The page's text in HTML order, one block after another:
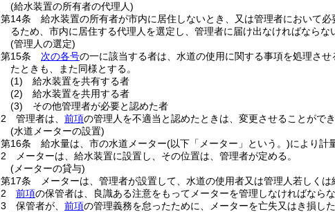
(給水装置の所有者の代理人)
第14条
給水装置の所有者が市内に居住しないとき、又は管理者において
るため、市内に居住する代理人を選定し、管理者に届け出なければならな
(管理人の選定)
第15条
次の各号の一に該当する者は、水道の使用に関する事項を処理さ
たときも、また同様とする。
(1)
給水装置を共有する者
(2)
給水装置を共用する者
(3)
その他管理者が必要と認めた者
2
管理者は、 前項の管理人を不適当と認めたときは、変更させることができ
(水道メーターの設置)
第16条
給水量は、市の水道メーター(以下「メーター」という。)により計
2
メーターは、給水装置に設置し、その位置は、管理者が定める。
(メーターの貸与)
第17条
メーターは、管理者が設置して、水道の使用者又は管理人若しく
2
前項の保管者は、良識ある注意をもってメーターを管理しなければならな
3
保管者が、 前項の管理義務を怠ったために、メーターを亡失又はき損し